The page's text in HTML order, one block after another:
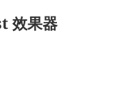
效果器